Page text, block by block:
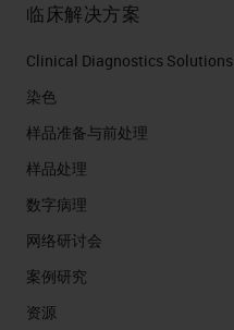
临床解决方案
Clinical Diagnostics Solutions
染色
样品准备与前处理
样品处理
数字病理
网络研讨会
案例研究
资源